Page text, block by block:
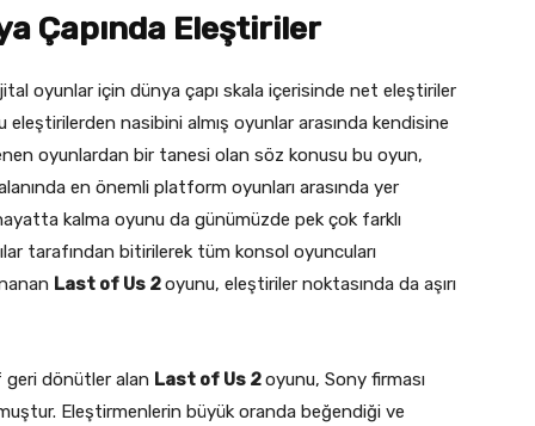
Çapında Eleştiriler
oyunlar için dünya çapı skala içerisinde net eleştiriler
eleştirilerden nasibini almış oyunlar arasında kendisine
oyunlardan bir tanesi olan söz konusu bu oyun,
en önemli platform oyunları arasında yer
kalma oyunu da günümüzde pek çok farklı
tarafından bitirilerek tüm konsol oyuncuları
Last of Us 2oyunu, eleştiriler noktasında da aşırı
geri dönütler alan Last of Us 2oyunu, Sony firması
Eleştirmenlerin büyük oranda beğendiği ve